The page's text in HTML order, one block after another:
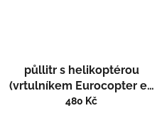
půllitr s helikoptérou
(vrtulníkem Eurocopter ec
- ručně ryté
480 Kč